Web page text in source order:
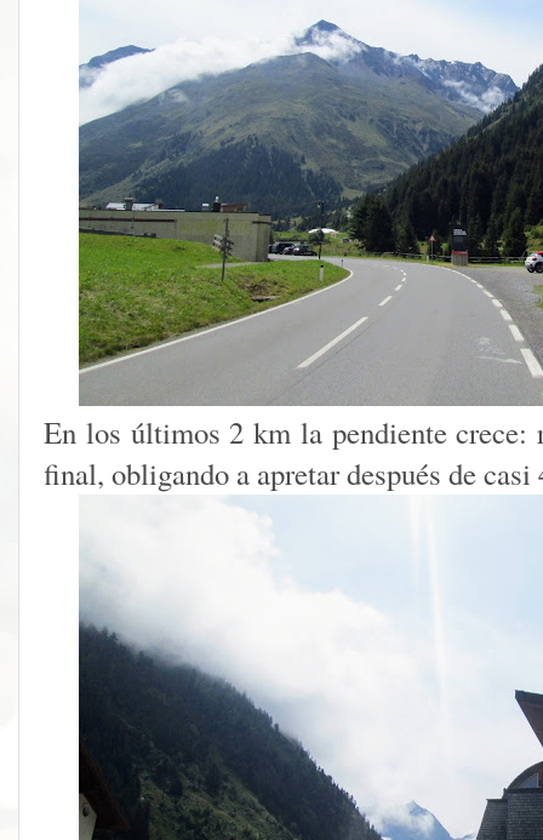
En los últimos 2 km la pendiente crece:
final, obligando a apretar después de casi